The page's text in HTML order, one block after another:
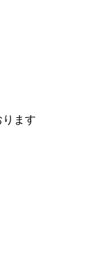
ます